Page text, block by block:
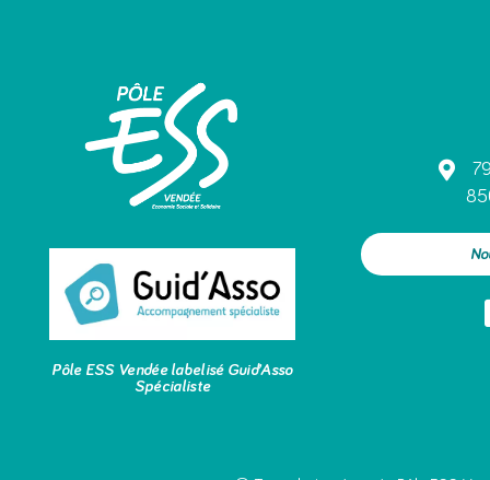
Pôle ESS Vendée labelisé Guid’Asso
Spécialiste